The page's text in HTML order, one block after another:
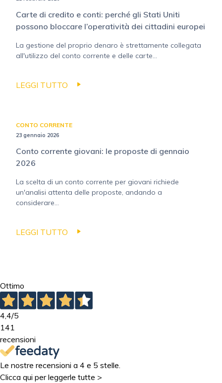
Carte di credito e conti: perché gli Stati Uniti
possono bloccare l’operatività dei cittadini europei
La gestione del proprio denaro è strettamente collegata
all'utilizzo del conto corrente e delle carte...
LEGGI TUTTO
CONTO CORRENTE
23 gennaio 2026
Conto corrente giovani: le proposte di gennaio
2026
La scelta di un conto corrente per giovani richiede
un'analisi attenta delle proposte, andando a
considerare...
LEGGI TUTTO
Ottimo
4,4/5
141
recensioni
Le nostre recensioni a 4 e 5 stelle.
Clicca qui per leggerle tutte >